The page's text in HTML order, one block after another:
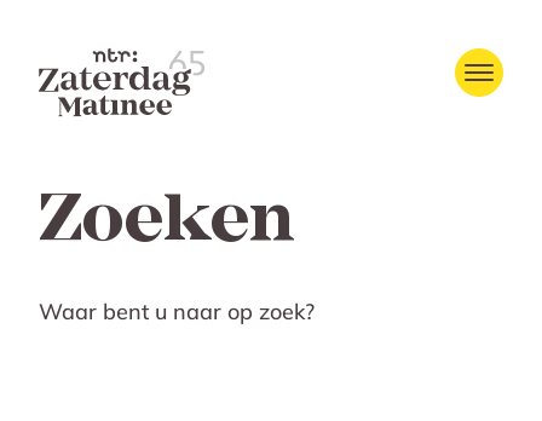
Zoeken
Waar bent u naar op zoek?